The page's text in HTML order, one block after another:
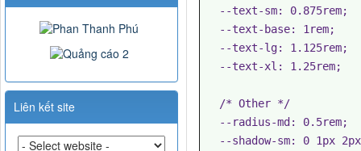
Liên kết site